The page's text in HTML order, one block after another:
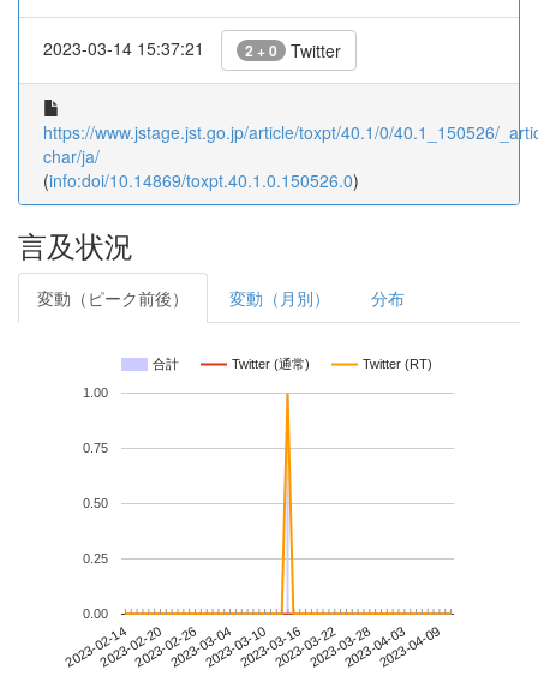
2023-03-14 15:37:21 2 + 0 Twitter
https://www.jstage.jst.go.jp/article/toxpt/40.1/0/40.1_150526/
char/ja/
(info:doi/10.14869/toxpt.40.1.0.150526.0)
言及状況
変動（ピーク前後） 変動（月別） 分布
合計 Twitter (通常) Twitter (RT)
2023-02-142023-02-202023-02-262023-03-042023-03-102023-03-162023-03-222023-03-282023-04-032023-04-09
0.00
0.25
0.50
0.75
1.00